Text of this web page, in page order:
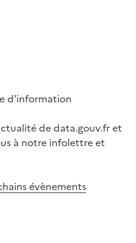
d'information
de data.gouv.fr et
à notre infolettre et
évènements